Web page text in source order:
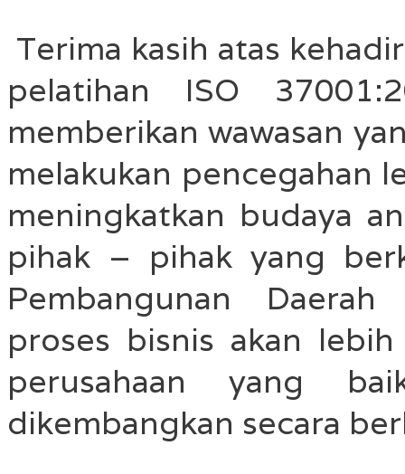
Terima kasih atas
pelatihan ISO
memberikan wawasan
melakukan pencegahan
meningkatkan budaya
pihak – pihak yang
Pembangunan
proses bisnis akan
perusahaan yang
dikembangkan secara